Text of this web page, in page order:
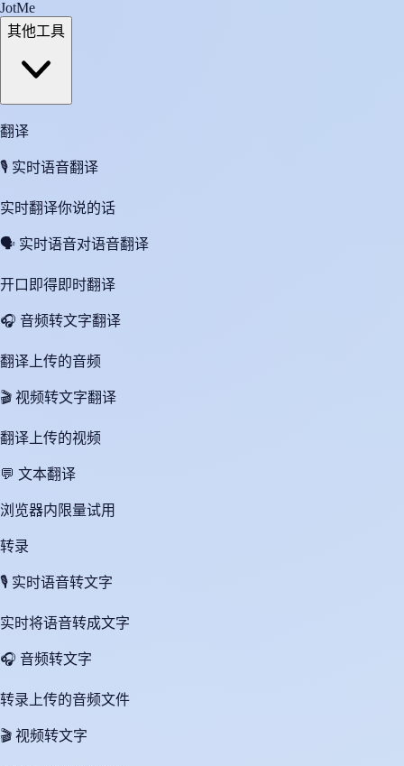
JotMe
其他工具
翻译
🎙️ 实时语音翻译
实时翻译你说的话
🗣️ 实时语音对语音翻译
开口即得即时翻译
🎧 音频转文字翻译
翻译上传的音频
🎬 视频转文字翻译
翻译上传的视频
💬 文本翻译
浏览器内限量试用
转录
🎙️ 实时语音转文字
实时将语音转成文字
🎧 音频转文字
转录上传的音频文件
🎬 视频转文字